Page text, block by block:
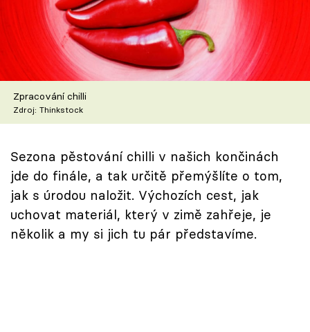
TV Program
Škola vaření
Recepty z TV
Speciál: Cuketa
Těhotnej kuchař
Sledujte prima+
Přihlášení
Zpracování chilli
Zdroj: Thinkstock
Sezona pěstování chilli v našich končinách
jde do finále, a tak určitě přemýšlíte o tom,
jak s úrodou naložit. Výchozích cest, jak
uchovat materiál, který v zimě zahřeje, je
několik a my si jich tu pár představíme.